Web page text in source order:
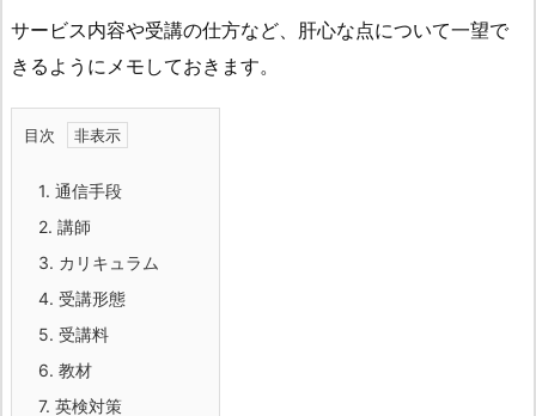
サービス内容や受講の仕方など、肝心な点について一望で
きるようにメモしておきます。
目次
1. 通信手段
2. 講師
3. カリキュラム
4. 受講形態
5. 受講料
6. 教材
7. 英検対策